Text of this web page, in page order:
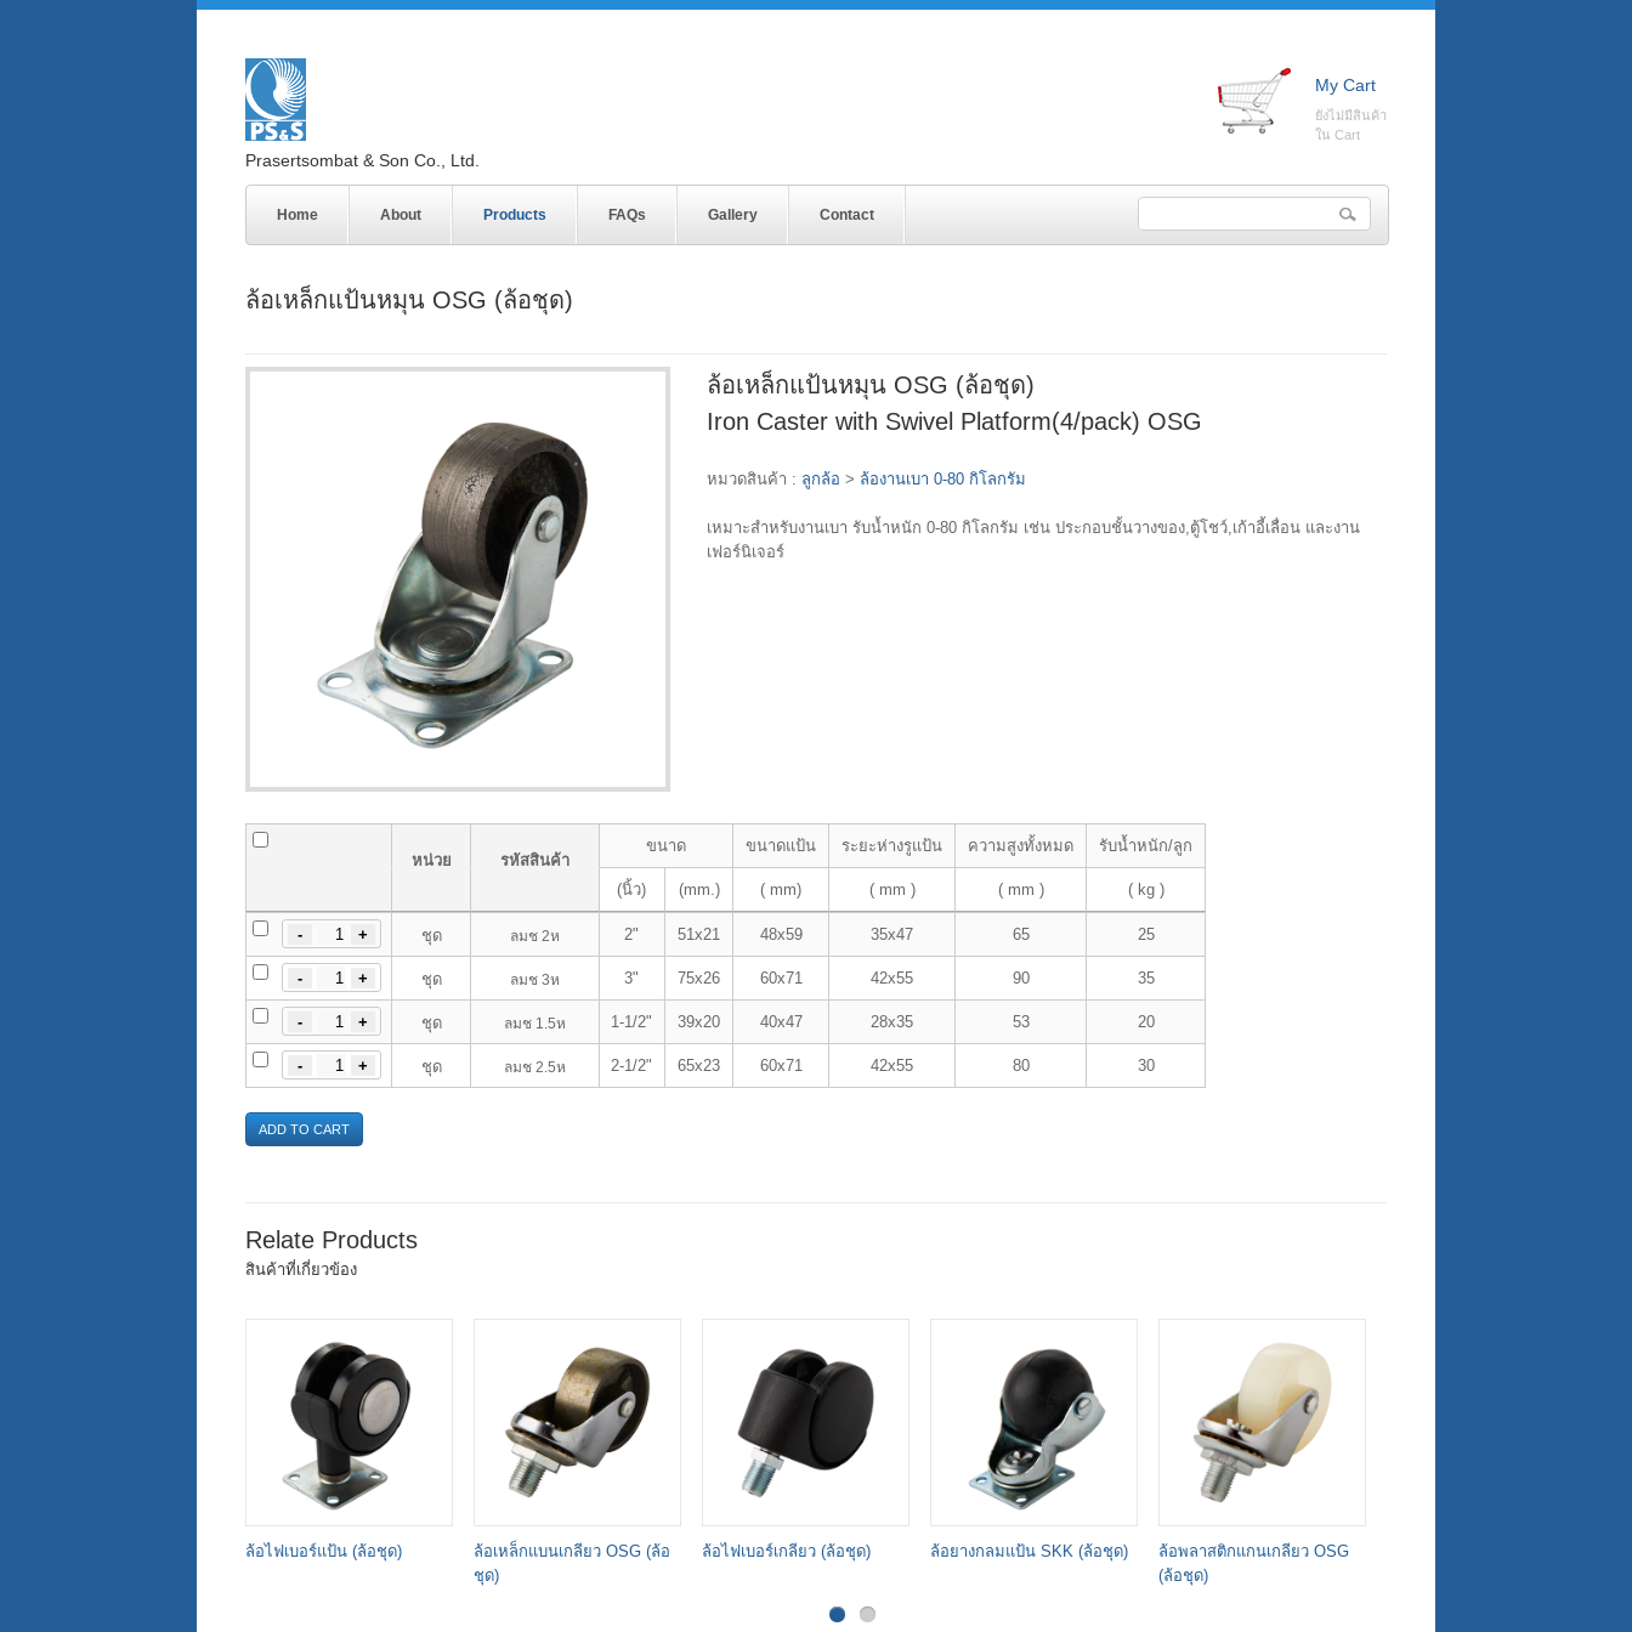
Prasertsombat & Son Co., Ltd.
My Cart
ยังไม่มีสินค้า
ใน Cart
Home About Products FAQs Gallery Contact
ล้อเหล็กแป้นหมุน OSG (ล้อชุด)
ล้อเหล็กแป้นหมุน OSG (ล้อชุด)
Iron Caster with Swivel Platform(4/pack) OSG
หมวดสินค้า : ลูกล้อ > ล้องานเบา 0-80 กิโลกรัม
เหมาะสำหรับงานเบา รับน้ำหนัก 0-80 กิโลกรัม เช่น ประกอบชั้นวางของ,ตู้โชว์,เก้าอี้เลื่อน และงาน
เฟอร์นิเจอร์
หน่วย รหัสสินค้า
ขนาด ขนาดแป้น ระยะห่างรูแป้น ความสูงทั้งหมด รับน้ำหนัก/ลูก
(นิ้ว) (mm.) ( mm) ( mm ) ( mm ) ( kg )
ชุด ลมช 2ห 2" 51x21 48x59 35x47 65 25
ชุด ลมช 3ห 3" 75x26 60x71 42x55 90 35
ชุด ลมช 1.5ห 1-1/2" 39x20 40x47 28x35 53 20
ชุด ลมช 2.5ห 2-1/2" 65x23 60x71 42x55 80 30
ADD TO CART
Relate Products
สินค้าที่เกี่ยวข้อง
ล้อไฟเบอร์แป้น (ล้อชุด)
ล้อเหล็กแบนเกลียว OSG (ล้อ
ชุด)
ล้อไฟเบอร์เกลียว (ล้อชุด) ล้อยางกลมแป้น SKK (ล้อชุด)
ล้อพลาสติกแกนเกลียว OSG
(ล้อชุด)